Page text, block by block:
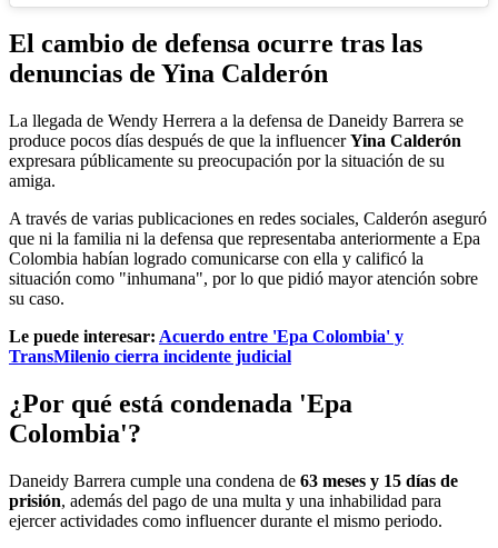
El cambio de defensa ocurre tras las
denuncias de Yina Calderón
La llegada de Wendy Herrera a la defensa de Daneidy Barrera se
produce pocos días después de que la influencerYina Calderón
expresara públicamente su preocupación por la situación de su
amiga.
A través de varias publicaciones en redes sociales, Calderón aseguró
que ni la familia ni la defensa que representaba anteriormente a Epa
Colombia habían logrado comunicarse con ella y calificó la
situación como "inhumana", por lo que pidió mayor atención sobre
su caso.
Le puede interesar: Acuerdo entre 'Epa Colombia' y
TransMilenio cierra incidente judicial
¿Por qué está condenada 'Epa
Colombia'?
Daneidy Barrera cumple una condena de 63 meses y 15 días de
prisión, además del pago de una multa y una inhabilidad para
ejercer actividades como influencer durante el mismo periodo.